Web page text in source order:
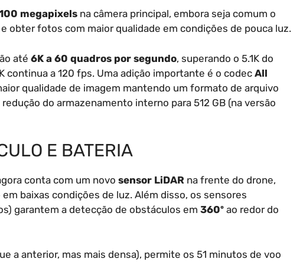
megapixels na câmera principal, embora seja comum o
obter fotos com maior qualidade em condições de pouca luz.
até 6K a 60 quadros por segundo, superando o 5.1K do
continua a 120 fps. Uma adição importante é o codecAll
qualidade de imagem mantendo um formato de arquivo
do armazenamento interno para 512 GB (na versão
E BATERIA
conta com um novo sensor LiDAR na frente do drone,
baixas condições de luz. Além disso, os sensores
garantem a detecção de obstáculos em 360º ao redor do
a anterior, mas mais densa), permite os 51 minutos de voo